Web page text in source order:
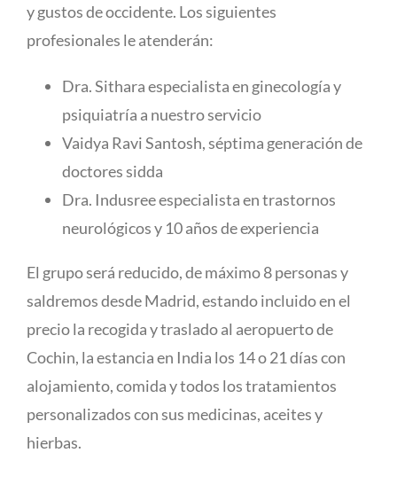
y gustos de occidente. Los siguientes
profesionales le atenderán:
Dra. Sithara especialista en ginecología y
psiquiatría a nuestro servicio
Vaidya Ravi Santosh, séptima generación de
doctores sidda
Dra. Indusree especialista en trastornos
neurológicos y 10 años de experiencia
El grupo será reducido, de máximo 8 personas y
saldremos desde Madrid, estando incluido en el
precio la recogida y traslado al aeropuerto de
Cochin, la estancia en India los 14 o 21 días con
alojamiento, comida y todos los tratamientos
personalizados con sus medicinas, aceites y
hierbas.